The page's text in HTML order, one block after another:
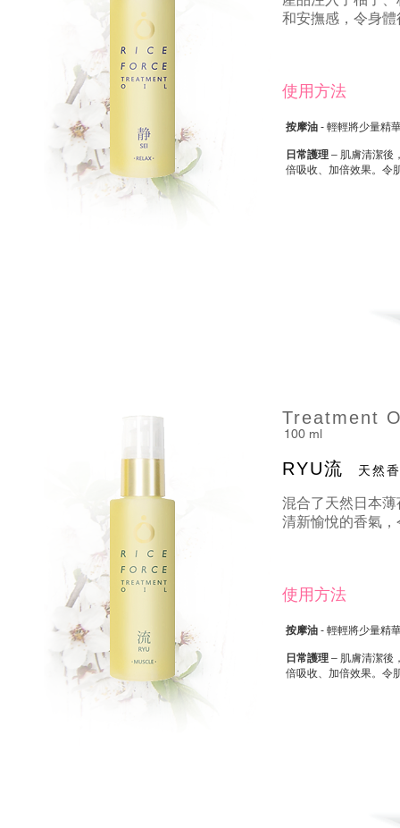
和安撫感，令身
按摩油 - 輕輕將少量精
日常護理 – 肌膚清潔後
倍吸收、加倍效果。令
使用方法
Treatment
100 ml
RYU流 天然
混合了天然日本
清新愉悅的香氣
按摩油 - 輕輕將少量精
日常護理 – 肌膚清潔後
倍吸收、加倍效果。令
使用方法